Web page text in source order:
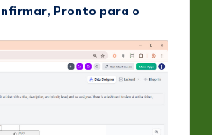
Pronto para o